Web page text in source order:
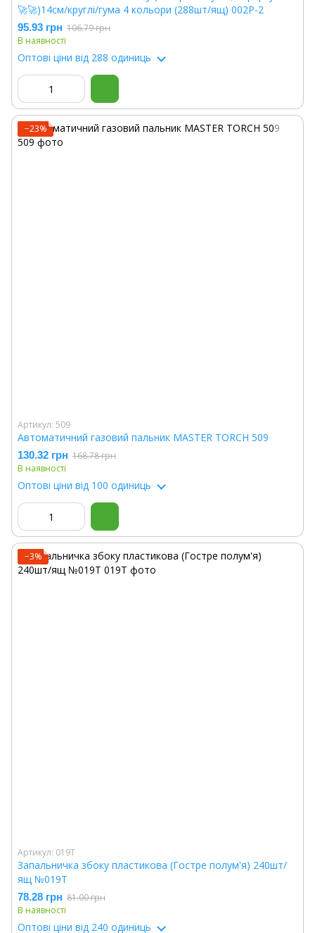
🚀🚀)14см/круглі/гума 4 кольори (288шт/ящ) 002P-2
95.93 грн 106.79 грн
В наявності
Оптові ціни від 288 одиниць
−23%
Артикул: 509
Автоматичний газовий пальник MASTER TORCH 509
130.32 грн 168.78 грн
В наявності
Оптові ціни від 100 одиниць
−3%
Артикул: 019T
Запальничка збоку пластикова (Гостре полум'я) 240шт/
ящ №019T
78.28 грн 81.00 грн
В наявності
Оптові ціни від 240 одиниць